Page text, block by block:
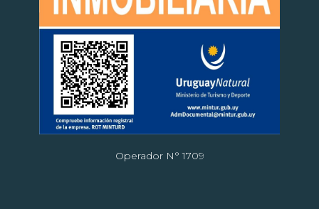
Operador N° 1709